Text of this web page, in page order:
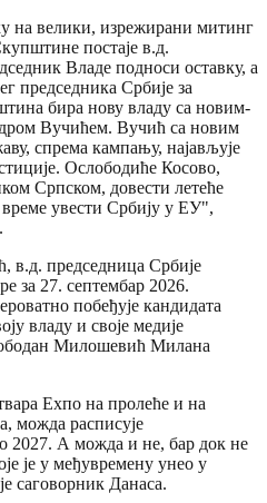
на велики, изрежирани митинг
постаје в.д.
Владе подноси оставку, а
председника Србије за
бира нову владу са новим-
Вучићем. Вучић са новим
спрема кампању, најављује
Ослободиће Косово,
Српском, довести летеће
увести Србију у ЕУ",
в.д. председница Србије
за 27. септембар 2026.
побеђује кандидата
владу и своје медије
Милошевић Милана
Еxпо на пролеће и на
можда расписује
2027. А можда и не, бар док не
је у међувремену унео у
саговорник Данаса.